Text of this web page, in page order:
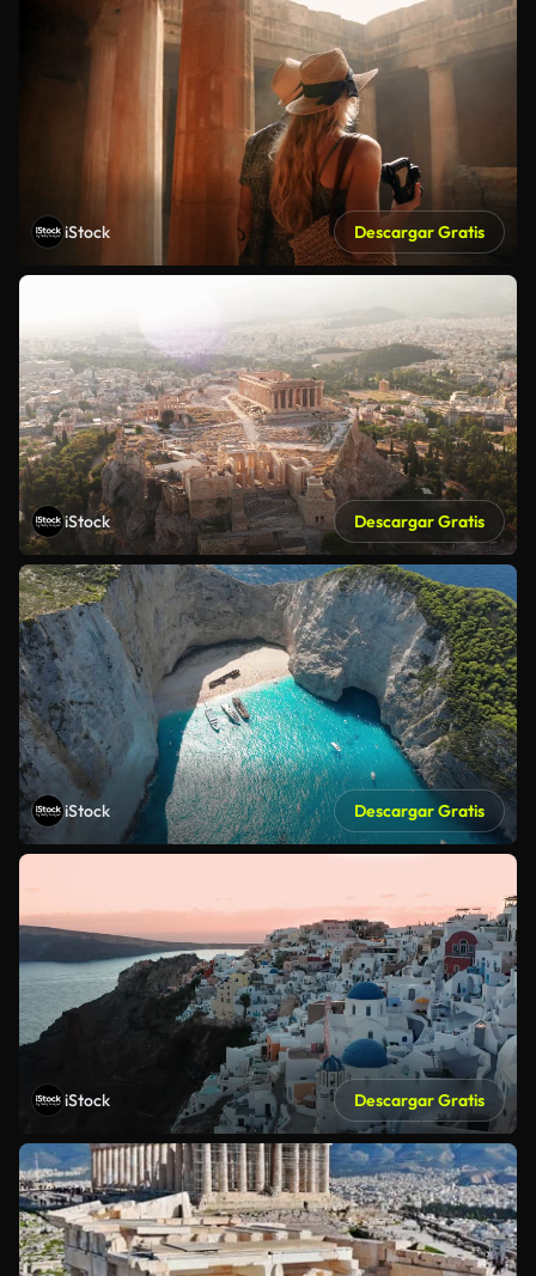
iStock Descargar Gratis
iStock Descargar Gratis
iStock Descargar Gratis
iStock Descargar Gratis